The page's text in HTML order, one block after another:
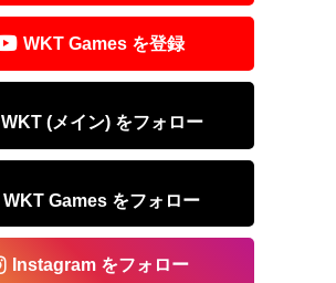
o
k
WKT Games を登録
WKT (メイン) をフォロー
WKT Games をフォロー
Instagram をフォロー